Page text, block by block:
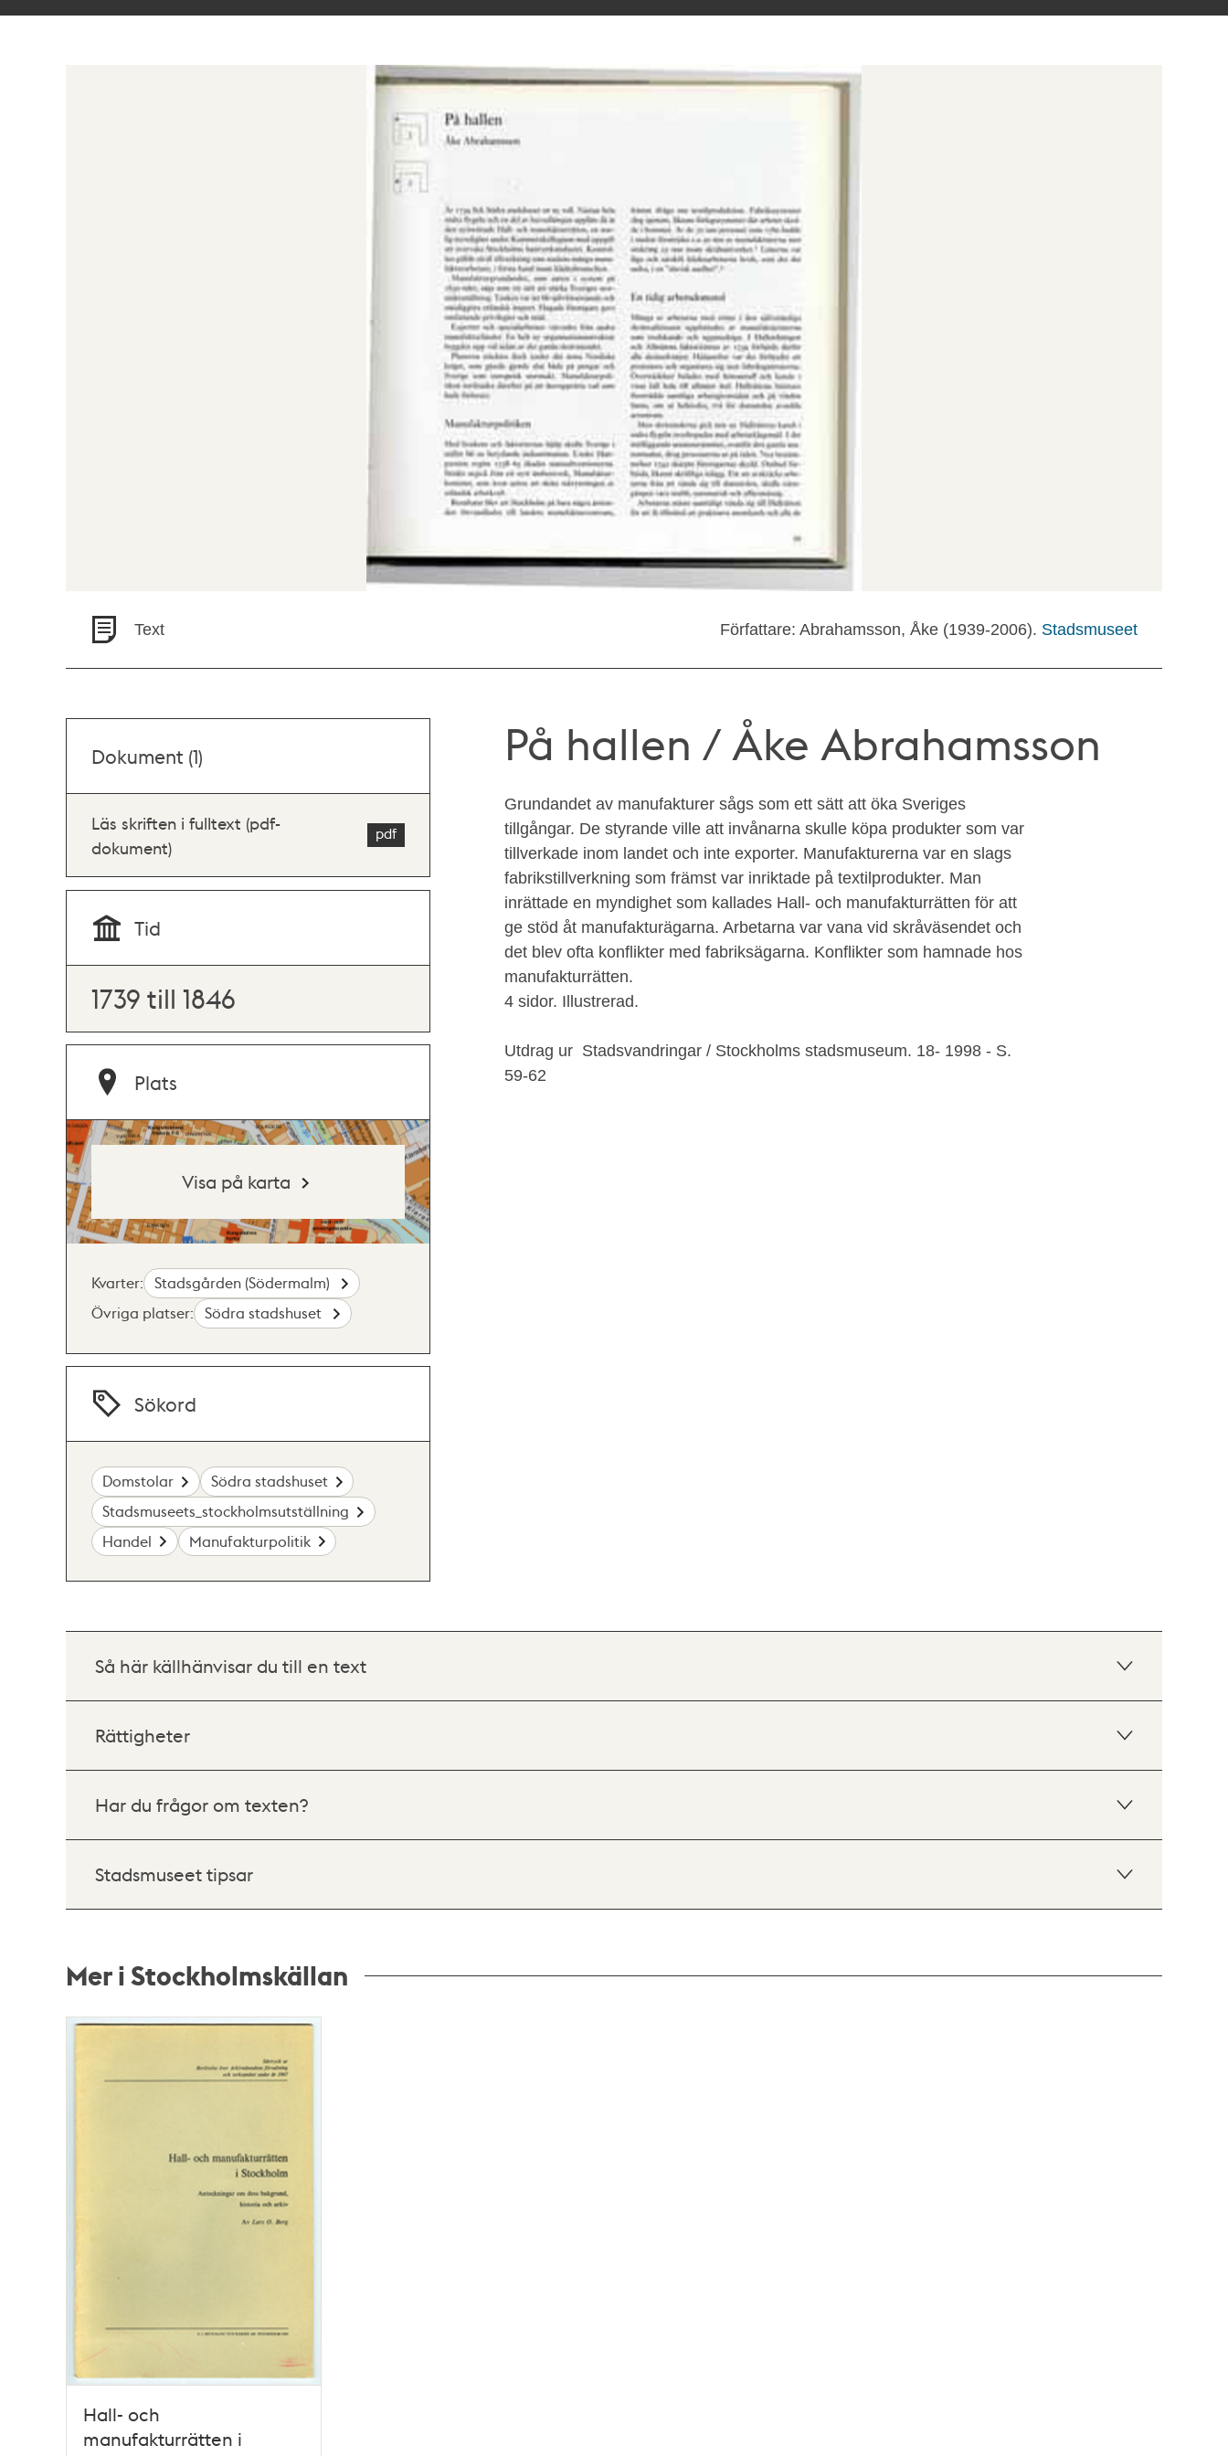
Text Författare: Abrahamsson, Åke (1939-2006). Stadsmuseet
På hallen / Åke Abrahamsson
Grundandet av manufakturer sågs som ett sätt att öka Sveriges
tillgångar. De styrande ville att invånarna skulle köpa produkter som var
tillverkade inom landet och inte exporter. Manufakturerna var en slags
fabrikstillverkning som främst var inriktade på textilprodukter. Man
inrättade en myndighet som kallades Hall- och manufakturrätten för att
ge stöd åt manufakturägarna. Arbetarna var vana vid skråväsendet och
det blev ofta konflikter med fabriksägarna. Konflikter som hamnade hos
manufakturrätten.
4 sidor. Illustrerad.
Utdrag ur Stadsvandringar / Stockholms stadsmuseum. 18- 1998 - S.
59-62
Dokument (1)
Läs skriften i fulltext (pdf-
dokument)
Tid
1739 till 1846
Plats
Visa på karta
Kvarter:
Stadsgården (Södermalm)
Övriga platser:
Södra stadshuset
Sökord
Domstolar
Södra stadshuset
Stadsmuseets_stockholmsutställning
Handel
Manufakturpolitik
Så här källhänvisar du till en text
Rättigheter
Har du frågor om texten?
Stadsmuseet tipsar
Mer i Stockholmskällan
Relaterade
Hall- och
manufakturrätten i